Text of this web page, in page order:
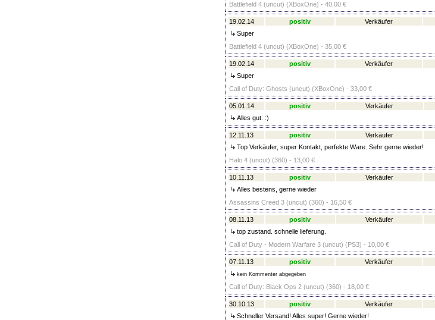
Battlefield 4 (uncut) (XBoxOne) - 40,00 €
19.02.14 positiv Verkäufer
Super
Battlefield 4 (uncut) (XBoxOne) - 35,00 €
19.02.14 positiv Verkäufer
Super
Call of Duty: Ghosts (uncut) (XBoxOne) - 33,00 €
05.01.14 positiv Verkäufer
Alles gut. :)
12.11.13 positiv Verkäufer
Top Verkäufer, super Kontakt, perfekte Ware. Sehr gerne wieder!
Halo 4 (uncut) (360) - 13,00 €
10.11.13 positiv Verkäufer
Alles bestens, gerne wieder
Assassins Creed 3 (uncut) (360) - 16,50 €
08.11.13 positiv Verkäufer
top zustand. schnelle lieferung.
Call of Duty - Modern Warfare 3 (uncut) (PS3) - 10,00 €
07.11.13 positiv Verkäufer
kein Kommenter abgegeben
Call of Duty: Black Ops 2 (uncut) (360) - 18,00 €
30.10.13 positiv Verkäufer
Schneller Versand! Alles super! Gerne wieder!